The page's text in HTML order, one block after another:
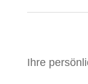
Ihre